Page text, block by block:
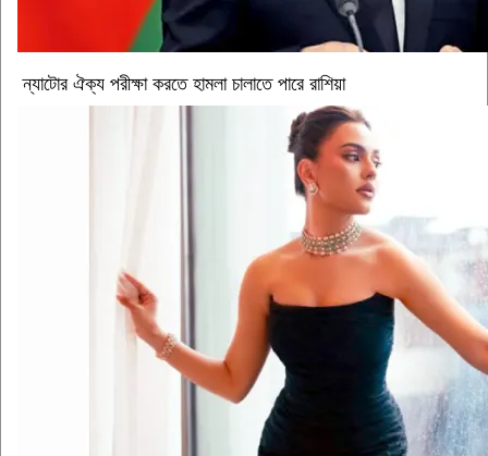
ন্যাটোর ঐক্য পরীক্ষা করতে হামলা চালাতে পারে রাশিয়া